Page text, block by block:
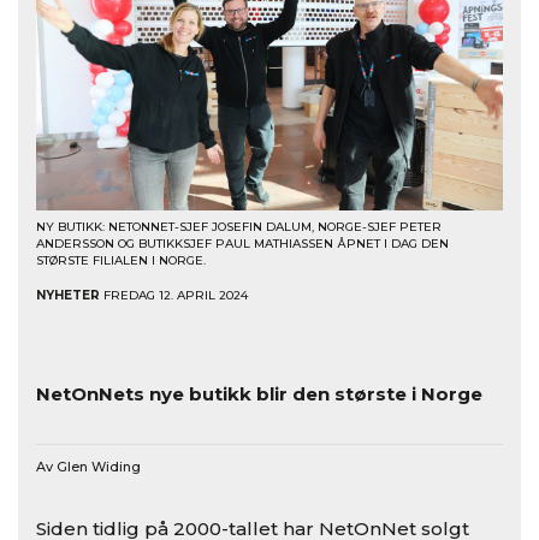
NY BUTIKK: NETONNET-SJEF JOSEFIN DALUM, NORGE-SJEF PETER
ANDERSSON OG BUTIKKSJEF PAUL MATHIASSEN ÅPNET I DAG DEN
STØRSTE FILIALEN I NORGE.
NYHETER FREDAG 12. APRIL 2024
NetOnNets nye butikk blir den største i Norge
Av Glen Widing
Siden tidlig på 2000-tallet har NetOnNet solgt